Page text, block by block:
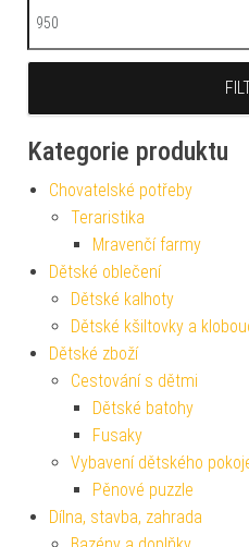
Maximální cena
Kategorie produktu
Chovatelské potřeby
Teraristika
Mravenčí farmy
Dětské oblečení
Dětské kalhoty
Dětské kšiltovky a
Dětské zboží
Cestování s dětmi
Dětské batohy
Fusaky
Vybavení dětského
Pěnové puzzle
Dílna, stavba, zahrada